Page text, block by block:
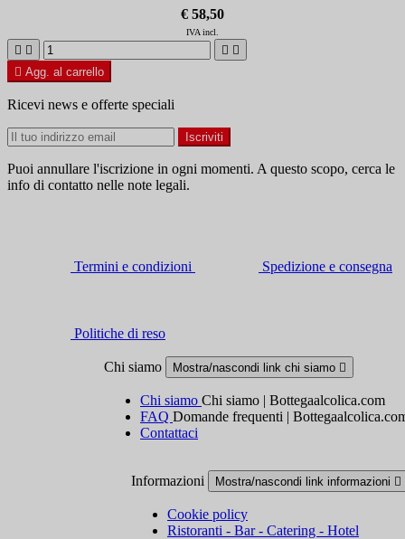
€ 58,50
IVA incl.
   
 Agg. al carrello
Ricevi news e offerte speciali
Puoi annullare l'iscrizione in ogni momenti. A questo scopo, cerca le
info di contatto nelle note legali.
Termini e condizioni Spedizione e consegna
Politiche di reso
Chi siamo Mostra/nascondi link chi siamo 
Chi siamo Chi siamo | Bottegaalcolica.com
FAQ Domande frequenti |
Contattaci
Informazioni Mostra/nascondi link informazioni 
Cookie policy
Ristoranti - Bar - Catering - Hotel